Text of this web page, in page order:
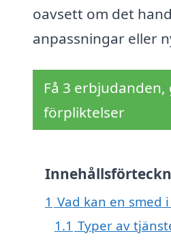
oavsett om det
anpassningar eller
Få 3
förpliktelser
1 Vad kan en smed
1.1 Typer av